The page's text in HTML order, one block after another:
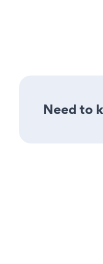
Need to